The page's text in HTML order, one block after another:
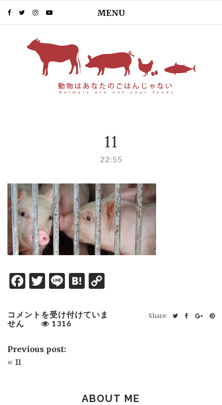
MENU
11
22:55
Facebook
Twitter
LineHatena
11
は
コメントを受け付けていま
せん
1316
Share:
Previous post:
« 11
ABOUT ME